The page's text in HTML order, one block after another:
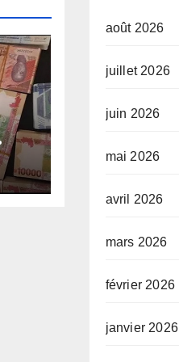
août 2026
juillet 2026
juin 2026
mai 2026
avril 2026
mars 2026
février 2026
janvier 2026